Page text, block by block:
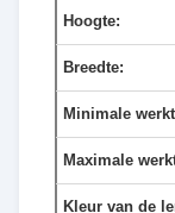
Hoogte:
Breedte:
Minimale
Maximale
Kleur van de